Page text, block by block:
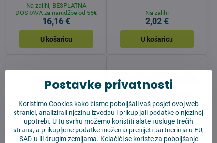
Na zalihi, BESPLATNA
DOSTAVA za narudžbe od 55€
16,16 €
U košaricu
Na zalihi
2,02 €
U košaricu
Postavke privatnosti
Koristimo Cookies kako bismo poboljšali vaš posjet ovoj web
stranici, analizirali njezinu izvedbu i prikupljali podatke o njezinoj
upotrebi. U tu svrhu možemo koristiti alate i usluge trećih
strana, a prikupljene podatke možemo prenijeti partnerima u EU,
SAD-u ili drugim zemljama. Kolačići se koriste za poboljšanje